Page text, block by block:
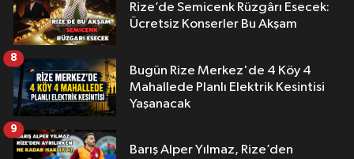
Rize’de Semicenk Rüzgârı Esecek:
Ücretsiz Konserler Bu Akşam
Bugün Rize Merkez'de 4 Köy 4
Mahallede Planlı Elektrik Kesintisi
Yaşanacak
8
Barış Alper Yılmaz, Rize’den
9